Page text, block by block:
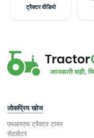
ट्रैक्टर वीडियो
लोकप्रिय खोज
एमआरएफ ट्रैक्टर टायर
रोटावेटर